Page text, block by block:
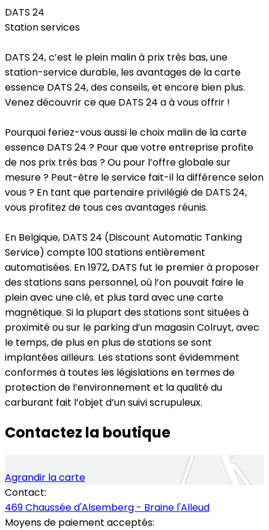
DATS 24
Station services
DATS 24, c’est le plein malin à prix très bas, une
station-service durable, les avantages de la carte
essence DATS 24, des conseils, et encore bien plus.
Venez découvrir ce que DATS 24 a à vous offrir !
Pourquoi feriez-vous aussi le choix malin de la carte
essence DATS 24 ? Pour que votre entreprise profite
de nos prix très bas ? Ou pour l’offre globale sur
mesure ? Peut-être le service fait-il la différence selon
vous ? En tant que partenaire privilégié de DATS 24,
vous profitez de tous ces avantages réunis.
En Belgique, DATS 24 (Discount Automatic Tanking
Service) compte 100 stations entièrement
automatisées. En 1972, DATS fut le premier à proposer
des stations sans personnel, où l’on pouvait faire le
plein avec une clé, et plus tard avec une carte
magnétique. Si la plupart des stations sont situées à
proximité ou sur le parking d’un magasin Colruyt, avec
le temps, de plus en plus de stations se sont
implantées ailleurs. Les stations sont évidemment
conformes à toutes les législations en termes de
protection de l’environnement et la qualité du
carburant fait l’objet d’un suivi scrupuleux.
Contactez la boutique
Agrandir la carte
Contact:
469 Chaussée d'Alsemberg - Braine l'Alleud
Moyens de paiement acceptés: